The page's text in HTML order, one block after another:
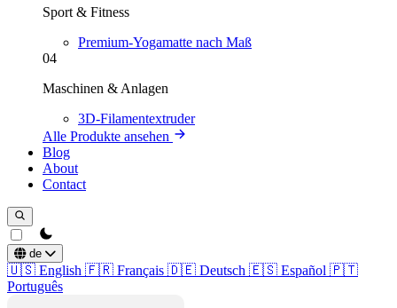
Sport & Fitness
Premium-Yogamatte nach Maß
04
Maschinen & Anlagen
3D-Filamentextruder
Alle Produkte ansehen
Blog
About
Contact
theme switcher
de
🇺🇸 English 🇫🇷 Français 🇩🇪 Deutsch 🇪🇸 Español 🇵🇹
Português